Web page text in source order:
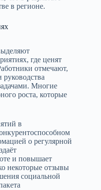
в регионе.
где ценят
отмечают,
руководства
Многие
роста, которые
в
о регулярной
и повышает
некоторые отзывы
социальной